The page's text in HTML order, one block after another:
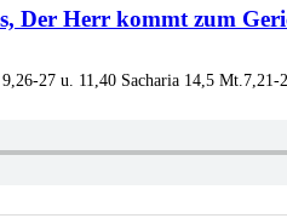
Der Herr kommt zum
27 u. 11,40 Sacharia 14,5 Mt.7,21-